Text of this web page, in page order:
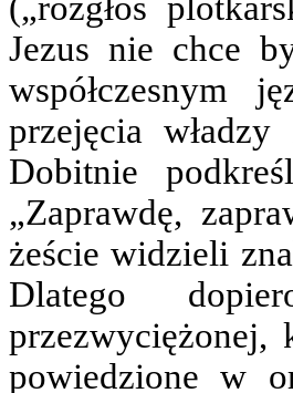
(„rozgłos
Jezus nie chce
współczesnym
przejęcia
Dobitnie
„Zaprawdę,
żeście widzieli
Dlatego
przezwyciężonej,
powiedzione w